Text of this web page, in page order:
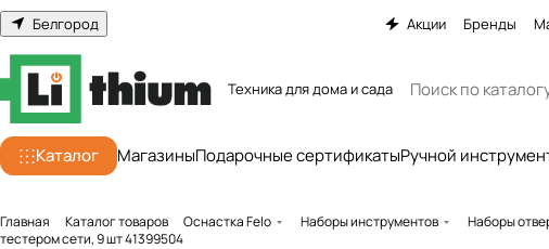
Белгород Акции Бренды
Техника для дома и сада
Каталог МагазиныПодарочные сертификатыРучной
Главная Каталог товаров Оснастка Felo Наборы инструментов Наборы
тестером сети, 9 шт 41399504